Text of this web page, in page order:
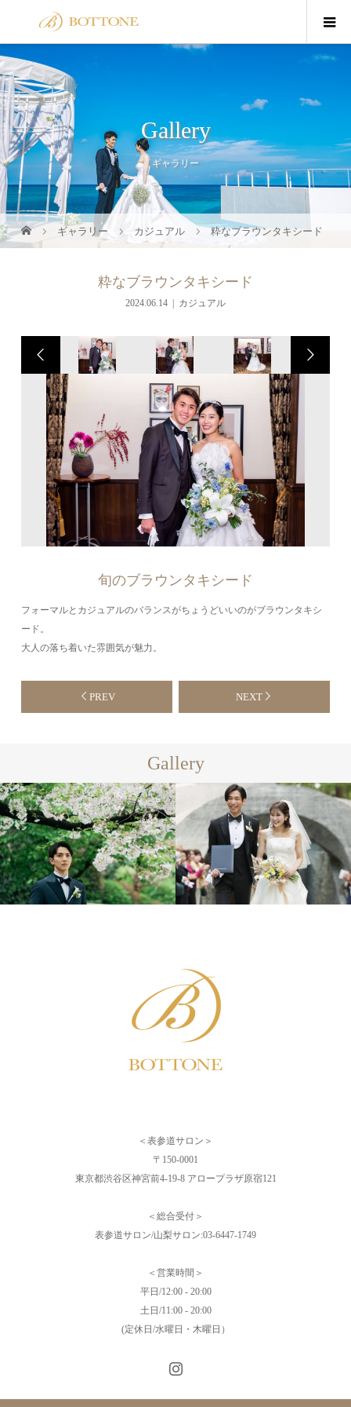
Gallery
ギャラリー
ギャラリー カジュアル 粋なブラウンタキシード
粋なブラウンタキシード
2024.06.14 カジュアル
旬のブラウンタキシード
フォーマルとカジュアルのバランスがちょうどいいのがブラウンタキシ
ード。
大人の落ち着いた雰囲気が魅力。
PREV NEXT
Gallery
フォーマル
＜表参道サロン＞
〒150-0001
東京都渋谷区神宮前4-19-8 アロープラザ原宿121
＜総合受付＞
表参道サロン/山梨サロン:03-6447-1749
＜営業時間＞
平日/12:00 - 20:00
土日/11:00 - 20:00
(定休日/水曜日・木曜日）